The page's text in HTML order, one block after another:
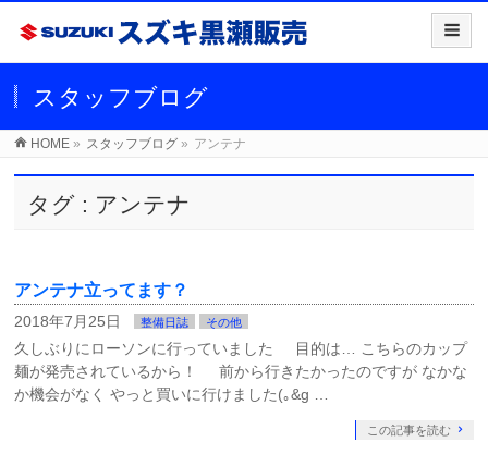
スタッフブログ
HOME » スタッフブログ » アンテナ
タグ : アンテナ
アンテナ立ってます？
2018年7月25日 整備日誌 その他
久しぶりにローソンに行っていました 目的は… こちらのカップ
麺が発売されているから！ 前から行きたかったのですが なかな
か機会がなく やっと買いに行けました(｡&g …
この記事を読む